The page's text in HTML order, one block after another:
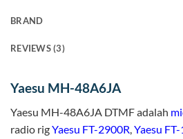
BRAND
REVIEWS (3)
Yaesu MH-48A6JA
Yaesu MH-48A6JA DTMF adalah
radio rigYaesu FT-2900R,Yaesu